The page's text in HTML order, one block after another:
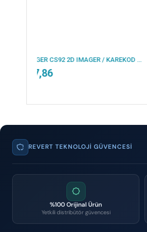
PERKON TIGER CS92 2D IMAGER / KAREKOD KABLOSUZ USB BARKOD OKUYUCU + STAND
REVERT TEKNOLOJI GÜVENCESI
%100 Orijinal Ürün
Yetkili distribütör güvencesi